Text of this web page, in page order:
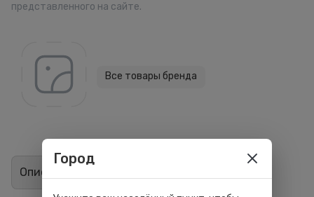
представленного на сайте.
Все товары бренда
Описание
Город